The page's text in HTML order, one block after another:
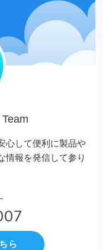
心して便利に製品や
情報を発信して参り
ら